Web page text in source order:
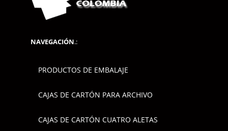
NAVEGACIÓN.:
PRODUCTOS DE EMBALAJE
CAJAS DE CARTÓN PARA ARCHIVO
CAJAS DE CARTÓN CUATRO ALETAS